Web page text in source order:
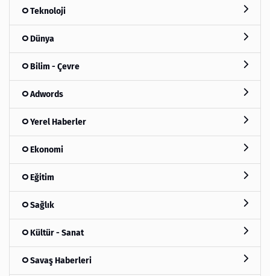
Teknoloji
Dünya
Bilim - Çevre
Adwords
Yerel Haberler
Ekonomi
Eğitim
Sağlık
Kültür - Sanat
Savaş Haberleri